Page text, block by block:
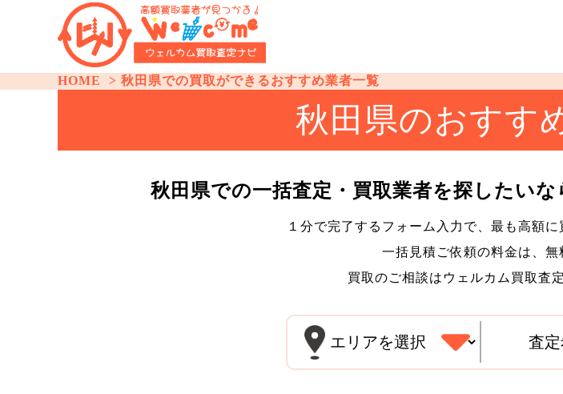
HOME 秋田県での買取ができるおすすめ業者一覧
秋田県のおすす
秋田県での一括査定 ・買取業者を探したいな
１分で完了するフォーム入力で、最も高額
一括見積ご依頼の料金は、無
買取のご相談はウェルカム買取査